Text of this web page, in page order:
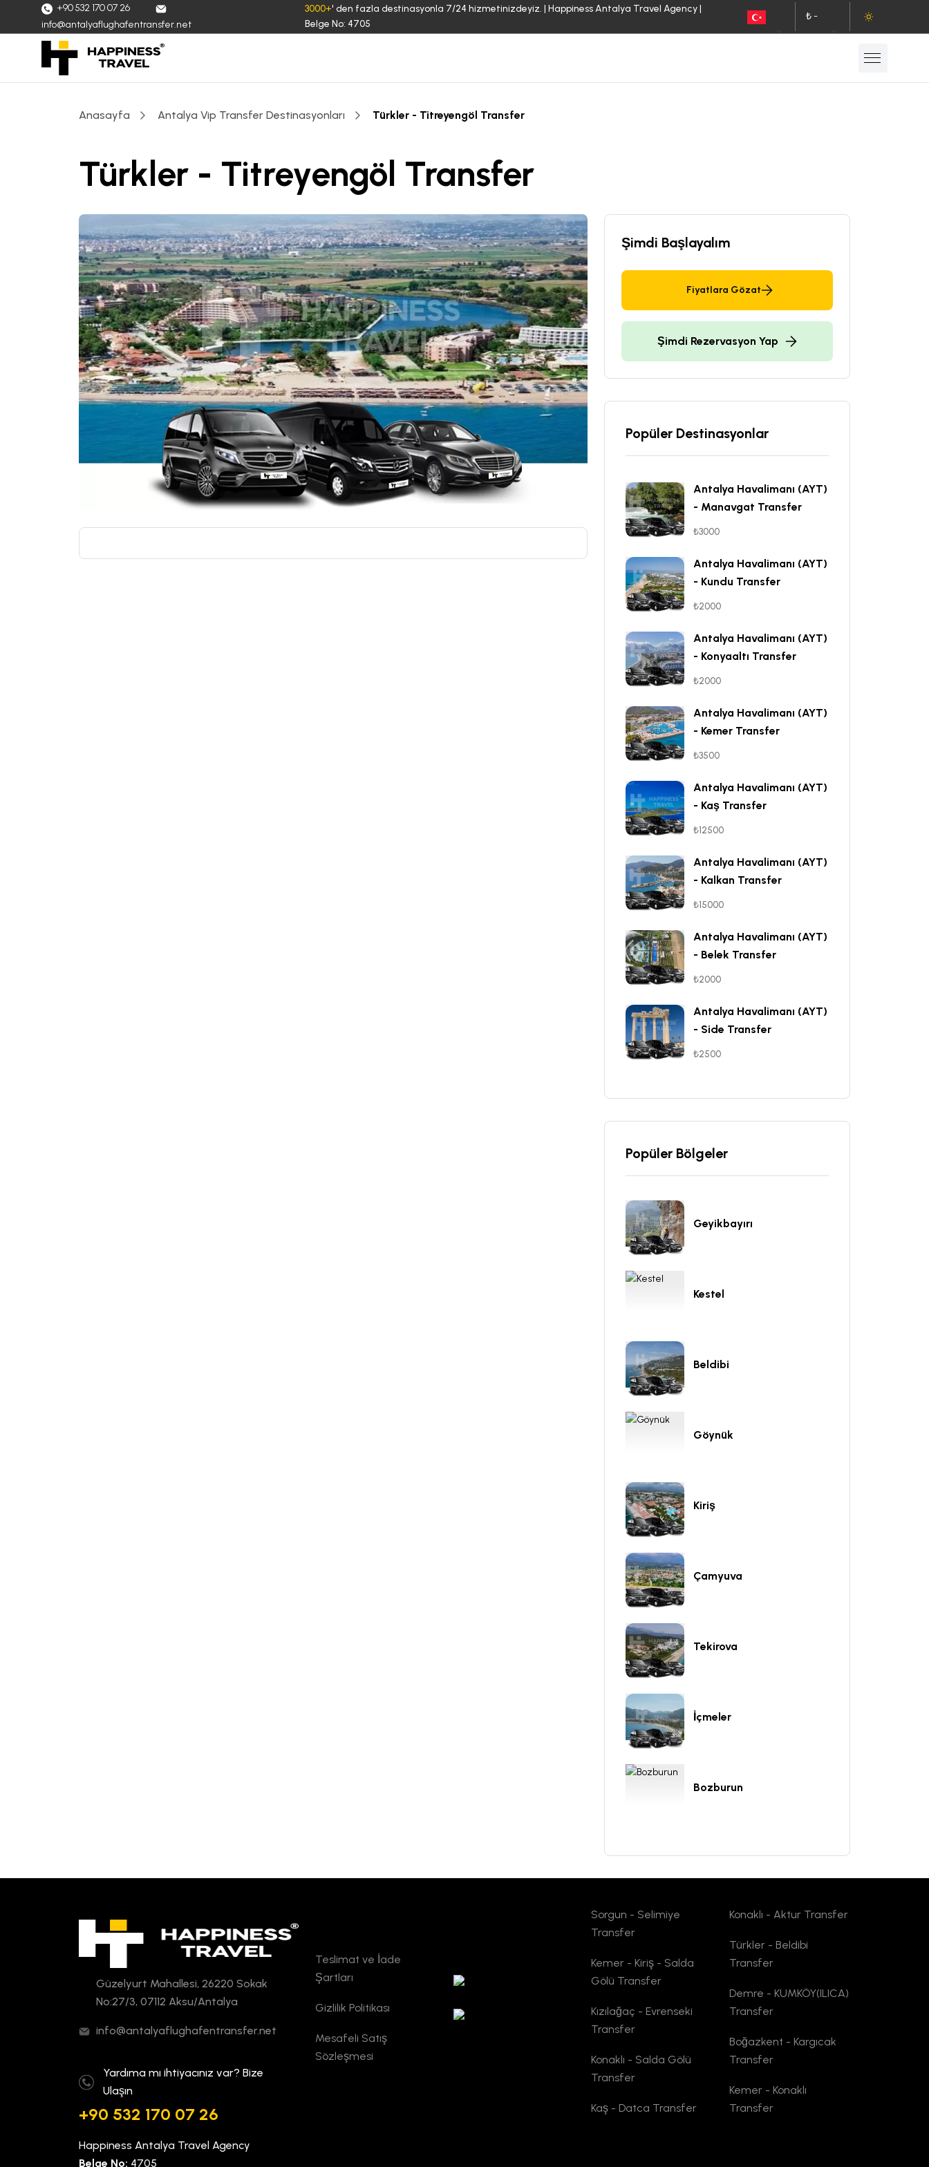
+90 532 170 07 26
info@antalyaflughafentransfer.net
3000+' den fazla destinasyonla 7/24 hizmetinizdeyiz. | Happiness Antalya Travel Agency |
Belge No: 4705
₺ -
Anasayfa Antalya Vip Transfer Destinasyonları Türkler - Titreyengöl Transfer
Türkler - Titreyengöl Transfer
Şimdi Başlayalım
Fiyatlara Gözat
Şimdi Rezervasyon Yap
Popüler Destinasyonlar
Antalya Havalimanı (AYT)
- Manavgat Transfer
₺3000
Antalya Havalimanı (AYT)
- Kundu Transfer
₺2000
Antalya Havalimanı (AYT)
- Konyaaltı Transfer
₺2000
Antalya Havalimanı (AYT)
- Kemer Transfer
₺3500
Antalya Havalimanı (AYT)
- Kaş Transfer
₺12500
Antalya Havalimanı (AYT)
- Kalkan Transfer
₺15000
Antalya Havalimanı (AYT)
- Belek Transfer
₺2000
Antalya Havalimanı (AYT)
- Side Transfer
₺2500
Popüler Bölgeler
Geyikbayırı
Kestel
Beldibi
Göynük
Kiriş
Çamyuva
Tekirova
İçmeler
Bozburun
Güzelyurt Mahallesi, 26220 Sokak
No:27/3, 07112 Aksu/Antalya
info@antalyaflughafentransfer.net
Yardıma mı ihtiyacınız var? Bize
Ulaşın
+90 532 170 07 26
Happiness Antalya Travel Agency
Belge No: 4705
Teslimat ve İade
Şartları
Gizlilik Politikası
Mesafeli Satış
Sözleşmesi
Sorgun - Selimiye
Transfer
Kemer - Kiriş - Salda
Gölü Transfer
Kızılağaç - Evrenseki
Transfer
Konaklı - Salda Gölü
Transfer
Kaş - Datca Transfer
Konaklı - Aktur Transfer
Türkler - Beldibi
Transfer
Demre - KUMKÖY(ILICA)
Transfer
Boğazkent - Kargıcak
Transfer
Kemer - Konaklı
Transfer